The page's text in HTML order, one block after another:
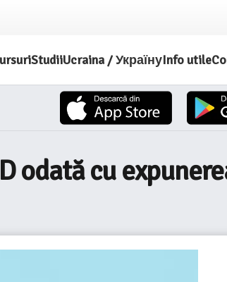
StudiiUcraina / УкраїнуInfo utile
odată cu